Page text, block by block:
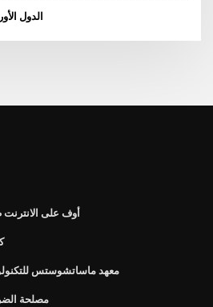
الدول
أوف على
معهد ماساتشوستس
مصلحة